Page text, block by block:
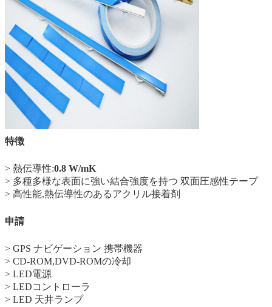
特徴
> 熱伝導性:0.8 W/mK
> 多種多様な表面に強い結合強度を持つ 双面圧感性テープ
> 高性能,熱伝導性のあるアクリル接着剤
申請
> GPS ナビゲーション 携帯機器
> CD-ROM,DVD-ROMの冷却
> LED電源
> LEDコントローラ
> LED 天井ランプ